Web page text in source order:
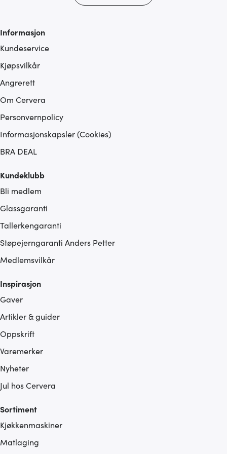
Informasjon
Kundeservice
Kjøpsvilkår
Angrerett
Om Cervera
Personvernpolicy
Informasjonskapsler (Cookies)
BRA DEAL
Kundeklubb
Bli medlem
Glassgaranti
Tallerkengaranti
Støpejerngaranti Anders Petter
Medlemsvilkår
Inspirasjon
Gaver
Artikler & guider
Oppskrift
Varemerker
Nyheter
Jul hos Cervera
Sortiment
Kjøkkenmaskiner
Matlaging